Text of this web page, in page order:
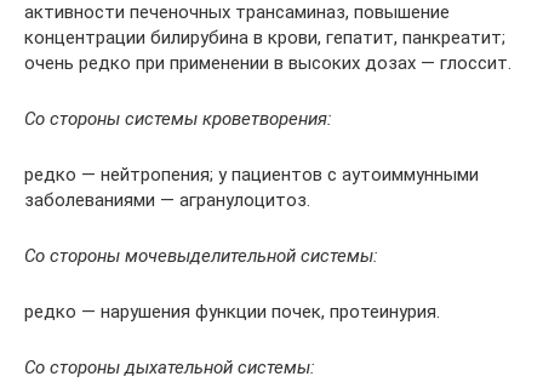
активности печеночных трансаминаз, повышение
концентрации билирубина в крови, гепатит, панкреатит;
очень редко при применении в высоких дозах — глоссит.
Со стороны системы кроветворения:
редко — нейтропения; у пациентов с аутоиммунными
заболеваниями — агранулоцитоз.
Со стороны мочевыделительной системы:
редко — нарушения функции почек, протеинурия.
Со стороны дыхательной системы: